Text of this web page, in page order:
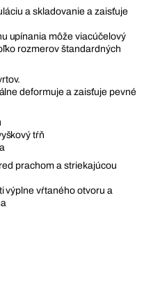
a skladovanie a zaisťuje
upínania môže viacúčelový
rozmerov štandardných
deformuje a zaisťuje pevné
tŕň
prachom a striekajúcou
výplne vŕtaného otvoru a